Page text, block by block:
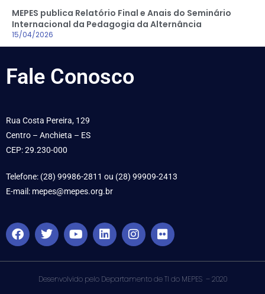
MEPES publica Relatório Final e Anais do Seminário
Internacional da Pedagogia da Alternância
15/04/2026
Fale Conosco
Rua Costa Pereira, 129
Centro – Anchieta – ES
CEP: 29.230-000
Telefone: (28) 99986-2811 ou (28) 99909-2413
E-mail: mepes@mepes.org.br
Desenvolvido pelo Departamento de TI do MEPES – 2020